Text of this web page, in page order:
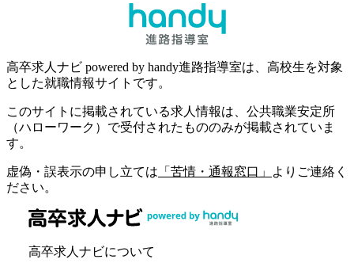
高卒求人ナビ powered by handy進路指導室は、高校生を対象
とした就職情報サイトです。
このサイトに掲載されている求人情報は、公共職業安定所
（ハローワーク）で受付されたもののみが掲載されていま
す。
虚偽・誤表示の申し立ては 「苦情・通報窓口」
よりご連絡く
ださい。
高卒求人ナビについて